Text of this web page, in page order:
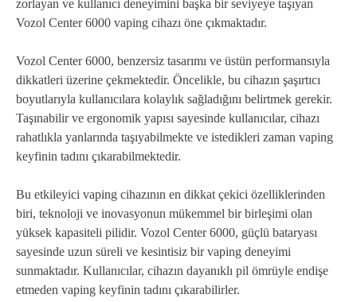
zorlayan ve kullanıcı deneyimini başka bir seviyeye taşıyan
Vozol Center 6000 vaping cihazı öne çıkmaktadır.
Vozol Center 6000, benzersiz tasarımı ve üstün performansıyla
dikkatleri üzerine çekmektedir. Öncelikle, bu cihazın şaşırtıcı
boyutlarıyla kullanıcılara kolaylık sağladığını belirtmek gerekir.
Taşınabilir ve ergonomik yapısı sayesinde kullanıcılar, cihazı
rahatlıkla yanlarında taşıyabilmekte ve istedikleri zaman vaping
keyfinin tadını çıkarabilmektedir.
Bu etkileyici vaping cihazının en dikkat çekici özelliklerinden
biri, teknoloji ve inovasyonun mükemmel bir birleşimi olan
yüksek kapasiteli pilidir. Vozol Center 6000, güçlü bataryası
sayesinde uzun süreli ve kesintisiz bir vaping deneyimi
sunmaktadır. Kullanıcılar, cihazın dayanıklı pil ömrüyle endişe
etmeden vaping keyfinin tadını çıkarabilirler.